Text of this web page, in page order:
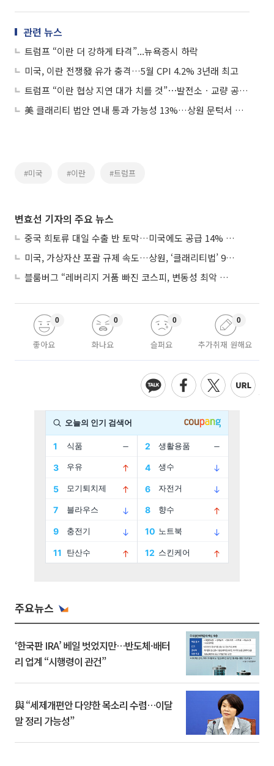
관련 뉴스
트럼프 “이란 더 강하게 타격”...뉴욕증시 하락
미국, 이란 전쟁發 유가 충격…5월 CPI 4.2% 3년래 최고
트럼프 “이란 협상 지연 대가 치를 것”⋯발전소ㆍ교량 공습 검토
美 클래리티 법안 연내 통과 가능성 13%…상원 문턱서 제동
#미국 #이란 #트럼프
변효선 기자의 주요 뉴스
중국 희토류 대일 수출 반 토막…미국에도 공급 14% 줄여
미국, 가상자산 포괄 규제 속도…상원, ‘클래리티법’ 9월 절차투표 추진
블룸버그 “레버리지 거품 빠진 코스피, 변동성 최악 국면 지났을 가능성”
좋아요
0
화나요
0
슬퍼요
0
추가취재 원해요
0
주요뉴스
‘한국판 IRA’ 베일 벗었지만…반도체·배터
리 업계 “시행령이 관건”
與 “세제개편안 다양한 목소리 수렴…이달
말 정리 가능성”